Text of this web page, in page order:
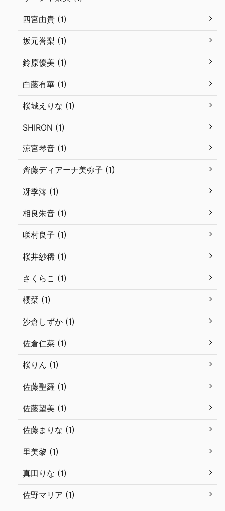
四宮由貴 (1)
坂元誉梨 (1)
鈴原優美 (1)
白藤有華 (1)
桜城えりな (1)
SHIRON (1)
涼宮琴音 (1)
齊藤ディアーナ美弥子 (1)
冴季澪 (1)
相良朱音 (1)
咲村良子 (1)
桜井紗稀 (1)
さくらこ (1)
櫻栞 (1)
沙倉しずか (1)
佐倉仁菜 (1)
桜りん (1)
佐藤聖羅 (1)
佐藤望美 (1)
佐藤まりな (1)
里美黎 (1)
真田りな (1)
佐野マリア (1)